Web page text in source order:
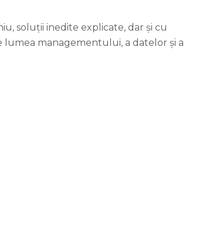
soluții inedite explicate, dar și cu
managementului, a datelor și a